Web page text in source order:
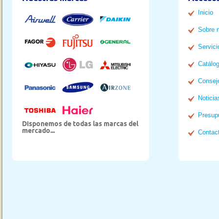
Disponemos de todas las marcas del
mercado...
Inicio
Sobre